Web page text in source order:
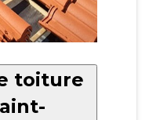
toiture